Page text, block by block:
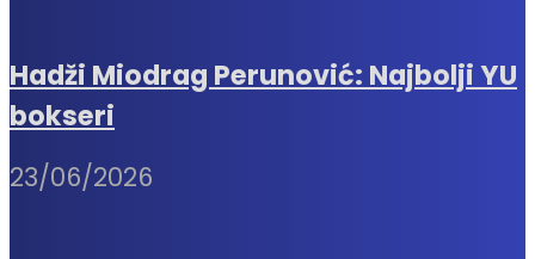
Hadži Miodrag Perunović: Najbolji YU
bokseri
23/06/2026